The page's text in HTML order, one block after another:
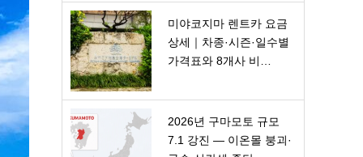
미야코지마 렌트카 요금
상세｜차종·시즌·일수별
가격표와 8개사 비…
2026년 구마모토 규모
7.1 강진 — 이온몰 붕괴·